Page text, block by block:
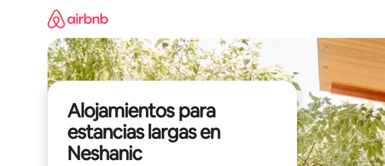
Alojamientos para
estancias largas en
Neshanic